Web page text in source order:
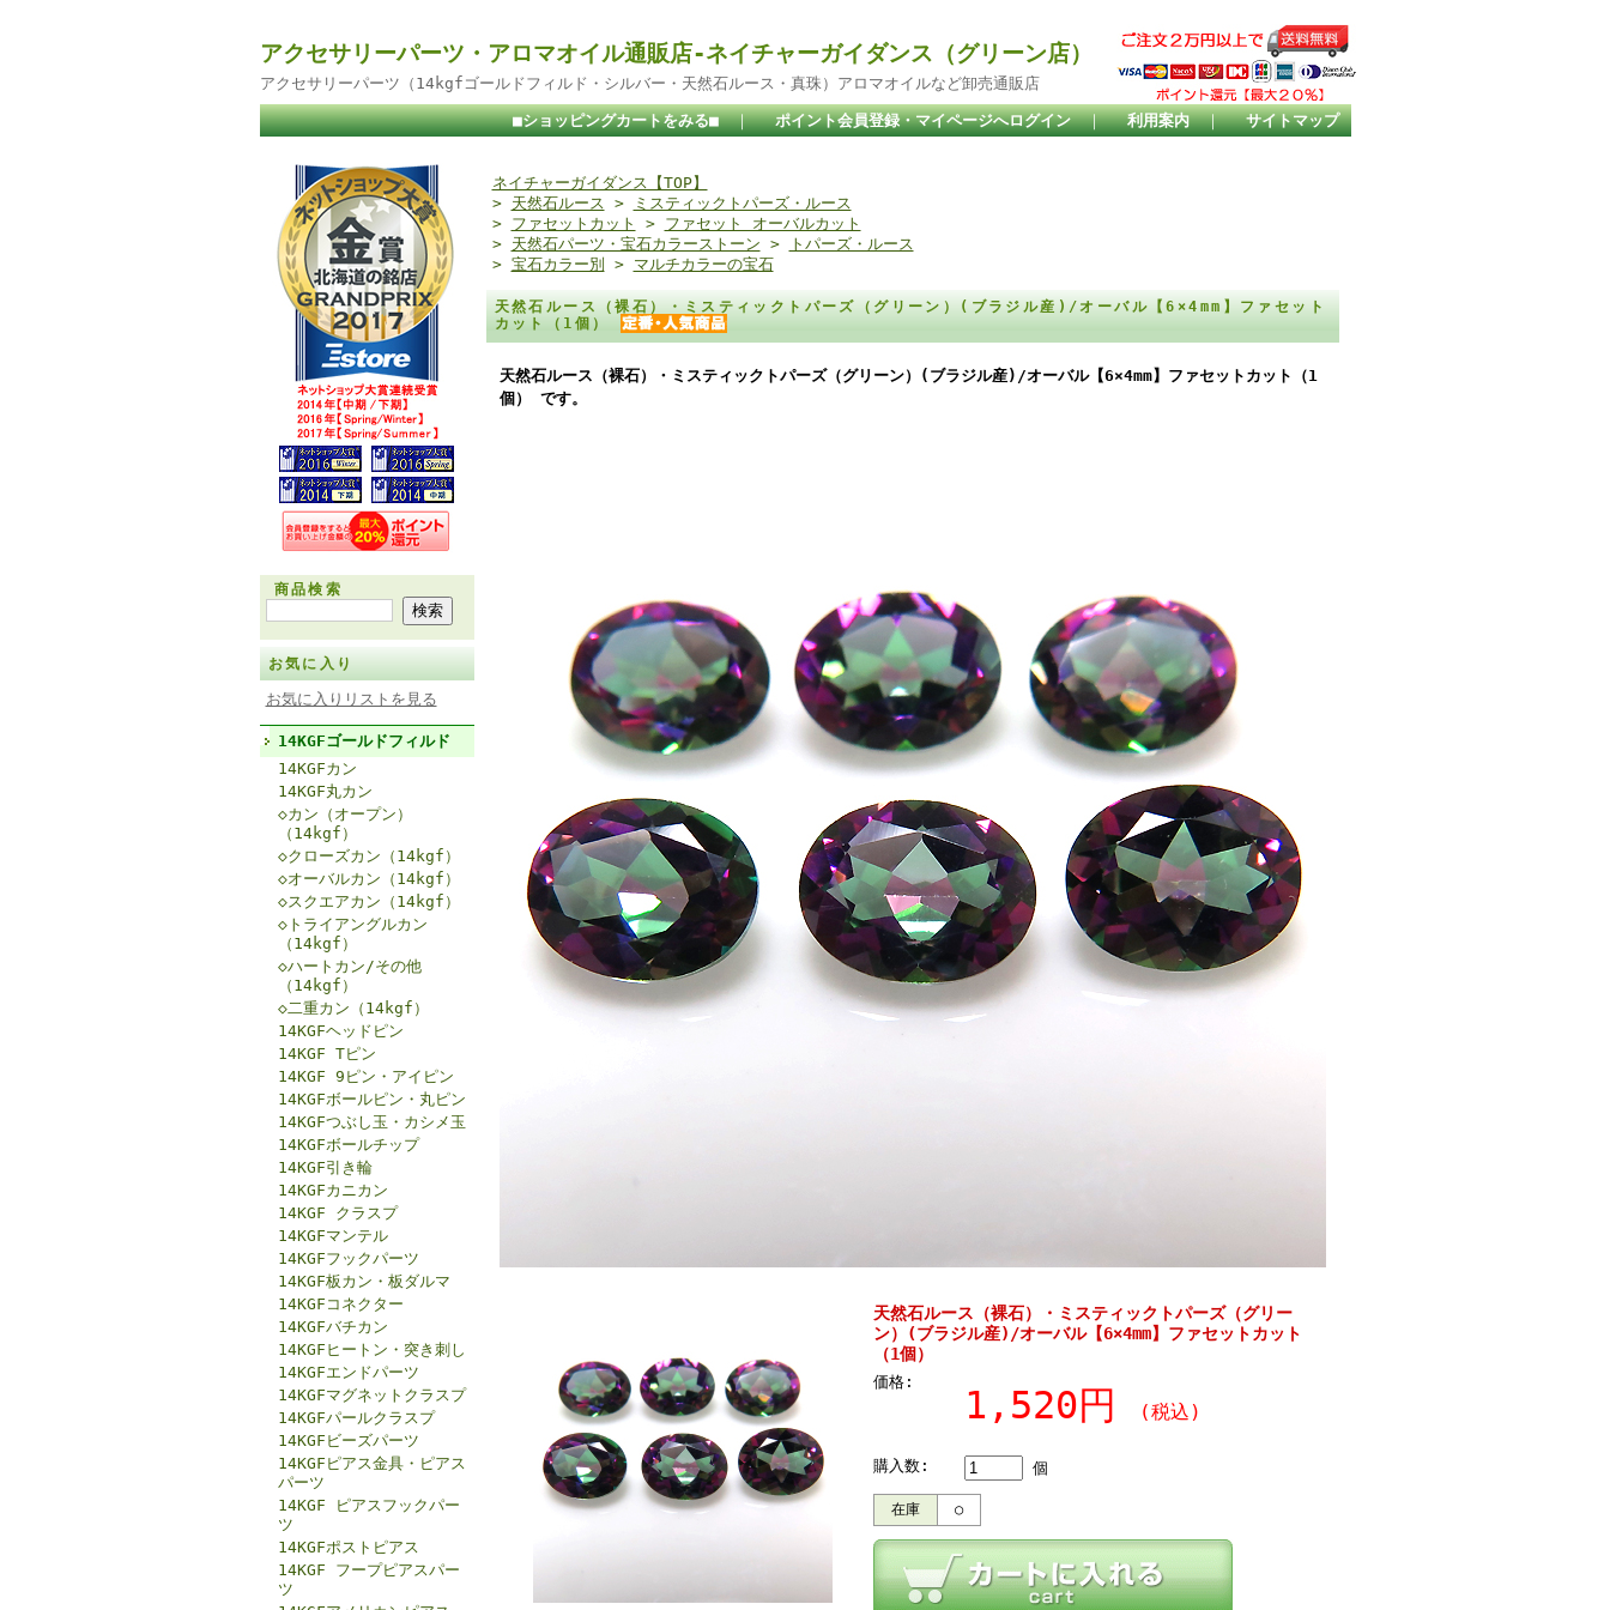
アクセサリーパーツ・アロマオイル通販店-ネイチャーガイダンス（グリーン店）
アクセサリーパーツ（14kgfゴールドフィルド・シルバー・天然石ルース・真珠）アロマオイルなど卸売通販店
■ショッピングカートをみる■ ｜ ポイント会員登録・マイページへログイン ｜ 利用案内 ｜ サイトマップ
商品検索
お気に入り
お気に入りリストを見る
14KGFゴールドフィルド
14KGFカン
14KGF丸カン
◇カン（オープン）
（14kgf）
◇クローズカン（14kgf）
◇オーバルカン（14kgf）
◇スクエアカン（14kgf）
◇トライアングルカン
（14kgf）
◇ハートカン/その他
（14kgf）
◇二重カン（14kgf）
14KGFヘッドピン
14KGF Tピン
14KGF 9ピン・アイピン
14KGFボールピン・丸ピン
14KGFつぶし玉・カシメ玉
14KGFボールチップ
14KGF引き輪
14KGFカニカン
14KGF クラスプ
14KGFマンテル
14KGFフックパーツ
14KGF板カン・板ダルマ
14KGFコネクター
14KGFバチカン
14KGFヒートン・突き刺し
14KGFエンドパーツ
14KGFマグネットクラスプ
14KGFパールクラスプ
14KGFビーズパーツ
14KGFピアス金具・ピアス
パーツ
14KGF ピアスフックパー
ツ
14KGFポストピアス
14KGF フープピアスパー
ツ
ネイチャーガイダンス【TOP】
> 天然石ルース >
ミスティックトパーズ・ルース
> ファセットカット > ファセット オーバルカット
> 天然石パーツ・宝石カラーストーン >
トパーズ・ルース
> 宝石カラー別 > マルチカラーの宝石
天然石ルース（裸石）・ミスティックトパーズ（グリーン）(ブラジル産)/オーバル【6×4mm】ファセット
カット（1個）
天然石ルース（裸石）・ミスティックトパーズ（グリーン）(ブラジル産)/オーバル【6×4mm】ファセットカット（1
個） です。
天然石ルース（裸石）・ミスティックトパーズ（グリー
ン）(ブラジル産)/オーバル【6×4mm】ファセットカット
（1個）
価格:
1,520円 (税込)
購入数: 個
在庫 ○